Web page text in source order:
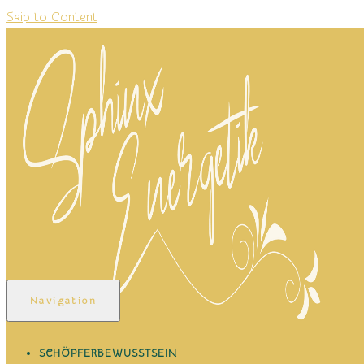
Skip to Content
Martina Anna Elena – Mentorin für Transformation,
Navigation
SCHÖPFERBEWUSSTSEIN